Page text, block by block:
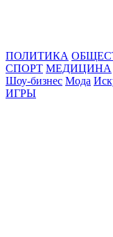
ПОЛИТИКА
СПОРТ МЕДИЦИНА
Шоу-бизнес Мода
ИГРЫ